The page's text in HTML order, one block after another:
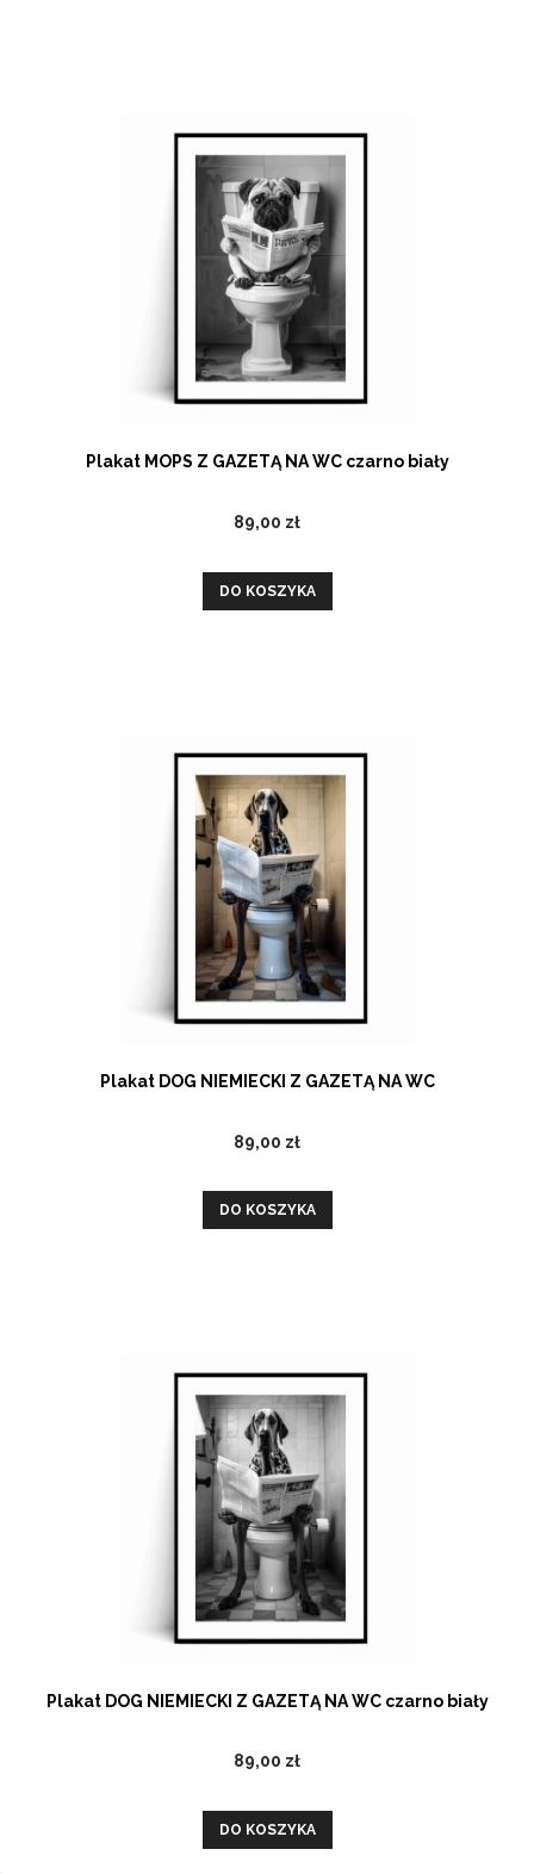
Plakat MOPS Z GAZETĄ NA WC czarno biały
89,00 zł
DO KOSZYKA
Plakat DOG NIEMIECKI Z GAZETĄ NA WC
89,00 zł
DO KOSZYKA
Plakat DOG NIEMIECKI Z GAZETĄ NA WC czarno biały
89,00 zł
DO KOSZYKA